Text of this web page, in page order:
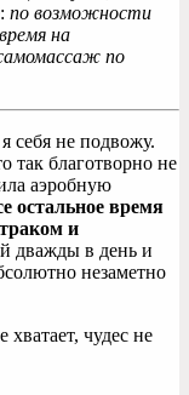
по возможности
на
по
себя не подвожу.
так благотворно не
аэробную
остальное время
и
дважды в день и
незаметно
чудес не